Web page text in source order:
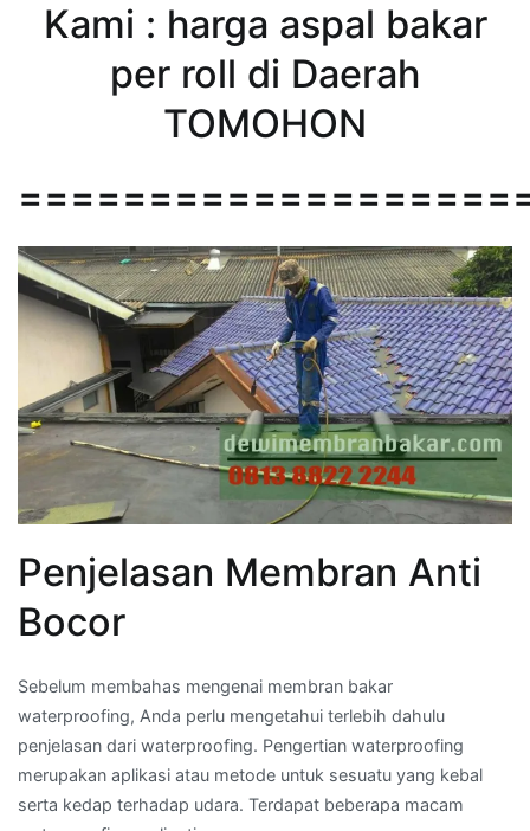
Kami : harga aspal bakar
per roll di Daerah
TOMOHON
Penjelasan Membran Anti
Bocor
Sebelum membahas mengenai membran bakar
waterproofing, Anda perlu mengetahui terlebih dahulu
penjelasan dari waterproofing. Pengertian waterproofing
merupakan aplikasi atau metode untuk sesuatu yang kebal
serta kedap terhadap udara. Terdapat beberapa macam